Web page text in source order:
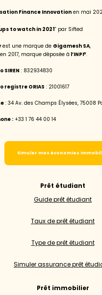
Finance Innovation en mai
to watch in 2021” par Sifted
est une marque de Gigamesh SA,
2017, marque déposée à l’INPI®.
SIREN ‌: 832934830
registre ORIAS : 21001617
: 34 Av. des Champs Élysées, 75008
: +33 1 76 44 00 14
Simuler mes économies
Prêt étudiant
Guide prêt étudiant
Taux de prêt étudiant
Type de prêt étudiant
Simuler assurance prêt
Prêt immobilier